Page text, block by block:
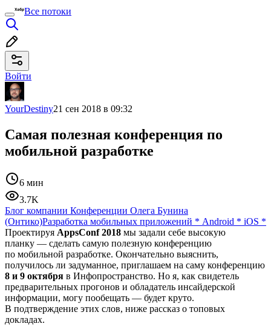
Все потоки
Войти
YourDestiny21 сен 2018 в 09:32
Самая полезная конференция по
мобильной разработке
6 мин
3.7K
Блог компании Конференции Олега Бунина
(Онтико)Разработка мобильных приложений * Android * iOS *
Проектируя AppsConf 2018 мы задали себе высокую
планку — сделать самую полезную конференцию
по мобильной разработке. Окончательно выяснить,
получилось ли задуманное, приглашаем на саму конференцию
8 и 9 октября в Инфопространство. Но я, как свидетель
предварительных прогонов и обладатель инсайдерской
информации, могу пообещать — будет круто.
В подтверждение этих слов, ниже рассказ о топовых
докладах.